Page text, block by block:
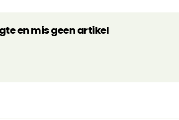
en mis geen artikel